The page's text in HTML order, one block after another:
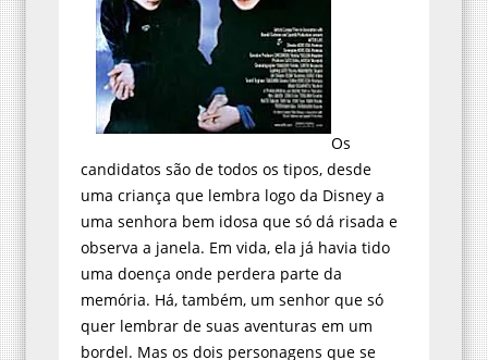
candidatos são de todos os tipos, desde
uma criança que lembra logo da Disney a
uma senhora bem idosa que só dá risada e
observa a janela. Em vida, ela já havia tido
uma doença onde perdera parte da
memória. Há, também, um senhor que só
quer lembrar de suas aventuras em um
bordel. Mas os dois personagens que se
destacam são Watanabe e Iseya. Iseya é um